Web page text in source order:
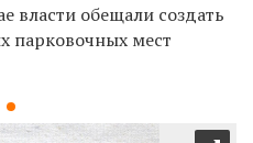
власти обещали создать
парковочных мест